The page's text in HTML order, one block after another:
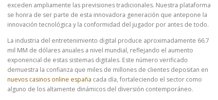
exceden ampliamente las previsiones tradicionales. Nuestra plataforma
se honra de ser parte de esta innovadora generación que antepone la
innovación tecnológica y la conformidad del jugador por antes de todo.
La industria del entretenimiento digital produce aproximadamente 66.7
mil MM de dólares anuales a nivel mundial, reflejando el aumento
exponencial de estas sistemas digitales. Este número verificado
demuestra la confianza que miles de millones de clientes depositan en
nuevos casinos online españa cada día, fortaleciendo el sector como
alguno de los altamente dinámicos del diversión contemporáneo.